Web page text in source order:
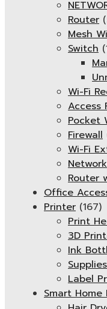
Router
Mesh
Switch
Wi-Fi
Access
Pocket
Firewall
Wi-Fi
Router
Office
Printer (167)
Print
3D
Ink
Label
Smart Home